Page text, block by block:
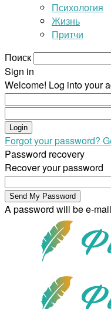
Психология
Жизнь
Притчи
Поиск
Sign in
Welcome! Log into your
Forgot your password?
Password recovery
Recover your password
A password will be e-